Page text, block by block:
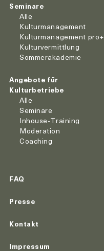
Seminare
Alle
Kulturmanagement
Kulturmanagement pro+
Kulturvermittlung
Sommerakademie
Angebote für
Kulturbetriebe
Alle
Seminare
Inhouse-Training
Moderation
Coaching
FAQ
Presse
Kontakt
Impressum